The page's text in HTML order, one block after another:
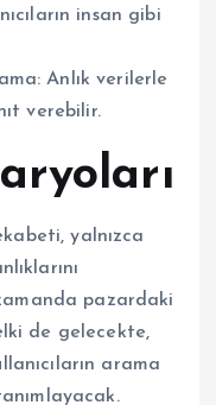
insan gibi
Anlık verilerle
verebilir.
yalnızca
pazardaki
de gelecekte,
arama